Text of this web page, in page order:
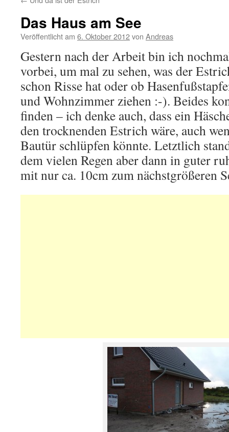
Das Haus am See
Veröffentlicht am 6. Oktober 2012von Andreas
Gestern nach der Arbeit bin ich
vorbei, um mal zu sehen, was der
schon Risse hat oder ob
und Wohnzimmer ziehen :-). Beides
finden – ich denke auch, dass ein
den trocknenden Estrich wäre, auch
Bautür schlüpfen könnte. Letztlich
dem vielen Regen aber dann in guter
mit nur ca. 10cm zum nächstgrößeren